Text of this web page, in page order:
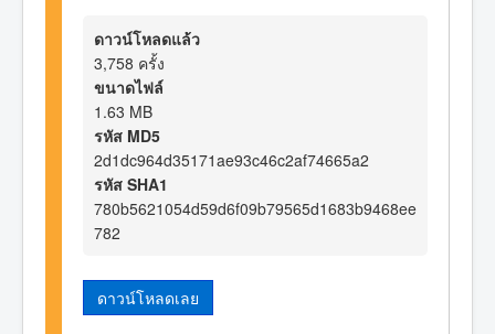
ดาวน์โหลดแล้ว
3,758 ครั้ง
ขนาดไฟล์
1.63 MB
รหัส MD5
2d1dc964d35171ae93c46c2af74665a2
รหัส SHA1
780b5621054d59d6f09b79565d1683b9468ee
782
ดาวน์โหลดเลย